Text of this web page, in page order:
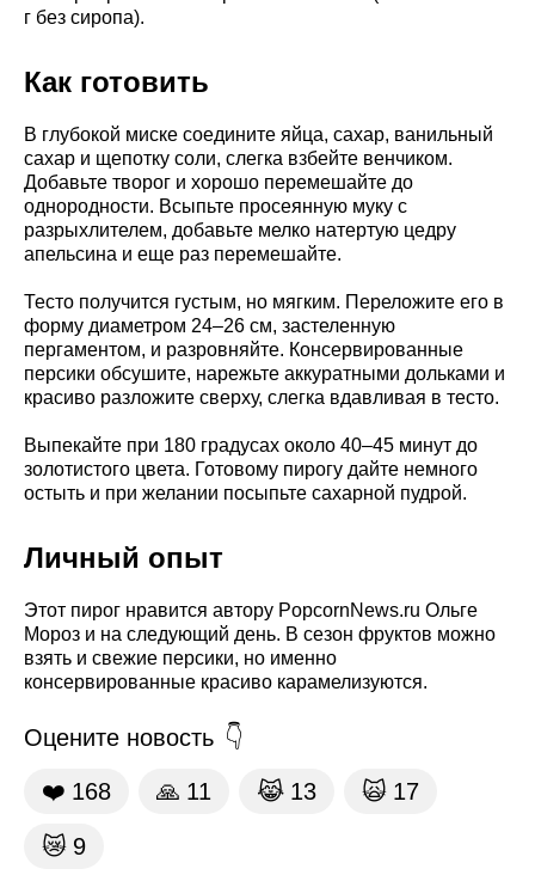
г без сиропа).
Как готовить
В глубокой миске соедините яйца, сахар, ванильный
сахар и щепотку соли, слегка взбейте венчиком.
Добавьте творог и хорошо перемешайте до
однородности. Всыпьте просеянную муку с
разрыхлителем, добавьте мелко натертую цедру
апельсина и еще раз перемешайте.
Тесто получится густым, но мягким. Переложите его в
форму диаметром 24–26 см, застеленную
пергаментом, и разровняйте. Консервированные
персики обсушите, нарежьте аккуратными дольками и
красиво разложите сверху, слегка вдавливая в тесто.
Выпекайте при 180 градусах около 40–45 минут до
золотистого цвета. Готовому пирогу дайте немного
остыть и при желании посыпьте сахарной пудрой.
Личный опыт
Этот пирог нравится автору PopcornNews.ru Ольге
Мороз и на следующий день. В сезон фруктов можно
взять и свежие персики, но именно
консервированные красиво карамелизуются.
Оцените новость
❤️ 168 🙏 11 😹 13 🙀 17
😿 9